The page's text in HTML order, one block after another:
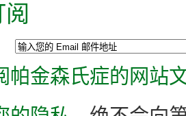
帕金森氏症的网站